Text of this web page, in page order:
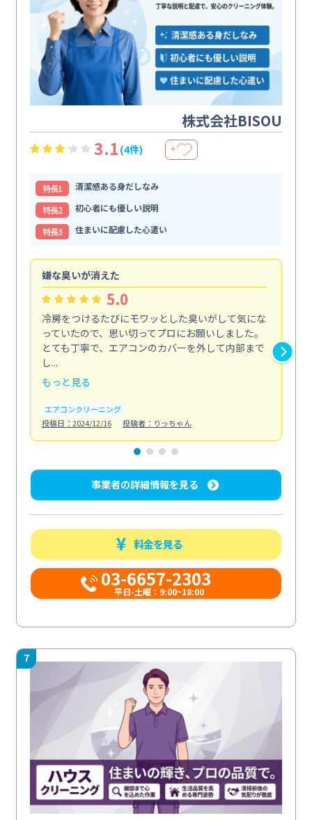
株式会社BISOU
3.1 (4件) ＋
特⻑1
清潔感ある身だしなみ
特⻑2
初心者にも優しい説明
特⻑3
住まいに配慮した心遣い
嫌な臭いが消えた
5.0
冷房をつけるたびにモワッとした臭いがして気にな
っていたので、思い切ってプロにお願いしました。
とても丁寧で、エアコンのカバーを外して内部まで
し...
もっと見る
エアコンクリーニング
投稿日：2024/12/16
投稿者：りっちゃん
事業者の詳細情報を見る
料金を見る
03-6657-2303
平日-土曜：9:00~18:00
7